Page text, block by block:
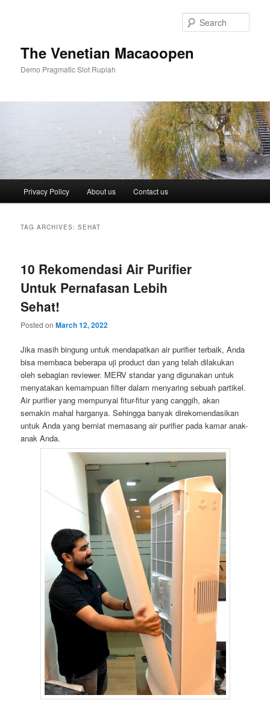
The Venetian Macaoopen
Demo Pragmatic Slot Rupiah
Privacy Policy About us Contact us
TAG ARCHIVES:SEHAT
10 Rekomendasi Air Purifier
Untuk Pernafasan Lebih
Sehat!
Posted onMarch 12, 2022
Jika masih bingung untuk mendapatkan air purifier terbaik, Anda
bisa membaca beberapa uji product dan yang telah dilakukan
oleh sebagian reviewer. MERV standar yang digunakan untuk
menyatakan kemampuan filter dalam menyaring sebuah partikel.
Air purifier yang mempunyai fitur-fitur yang canggih, akan
semakin mahal harganya. Sehingga banyak direkomendasikan
untuk Anda yang berniat memasang air purifier pada kamar anak-
anak Anda.